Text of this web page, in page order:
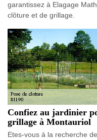
garantissez à Elagage
clôture et de grillage.
Confiez au jardinier
grillage à Montauriol
Etes-vous à la recherche